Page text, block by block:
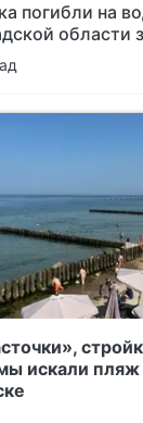
погибли на
области
искали пляж